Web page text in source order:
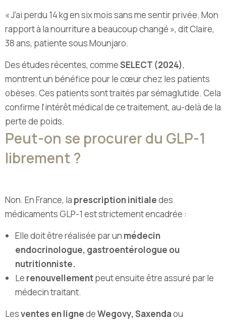
« J’ai perdu 14 kg en six mois sans me sentir privée. Mon
rapport à la nourriture a beaucoup changé », dit Claire,
38 ans, patiente sous Mounjaro.
Des études récentes, commeSELECT (2024),
montrent un bénéfice pour le cœur chez les patients
obèses. Ces patients sont traités par sémaglutide. Cela
confirme l’intérêt médical de ce traitement, au-delà de la
perte de poids.
Peut-on se procurer du GLP-1
librement ?
Non. En France, la prescription initialedes
médicaments GLP-1 est strictement encadrée :
Elle doit être réalisée par un médecin
endocrinologue, gastroentérologue ou
nutritionniste.
Le renouvellementpeut ensuite être assuré par le
médecin traitant.
Lesventes en lignedeWegovy, Saxendaou